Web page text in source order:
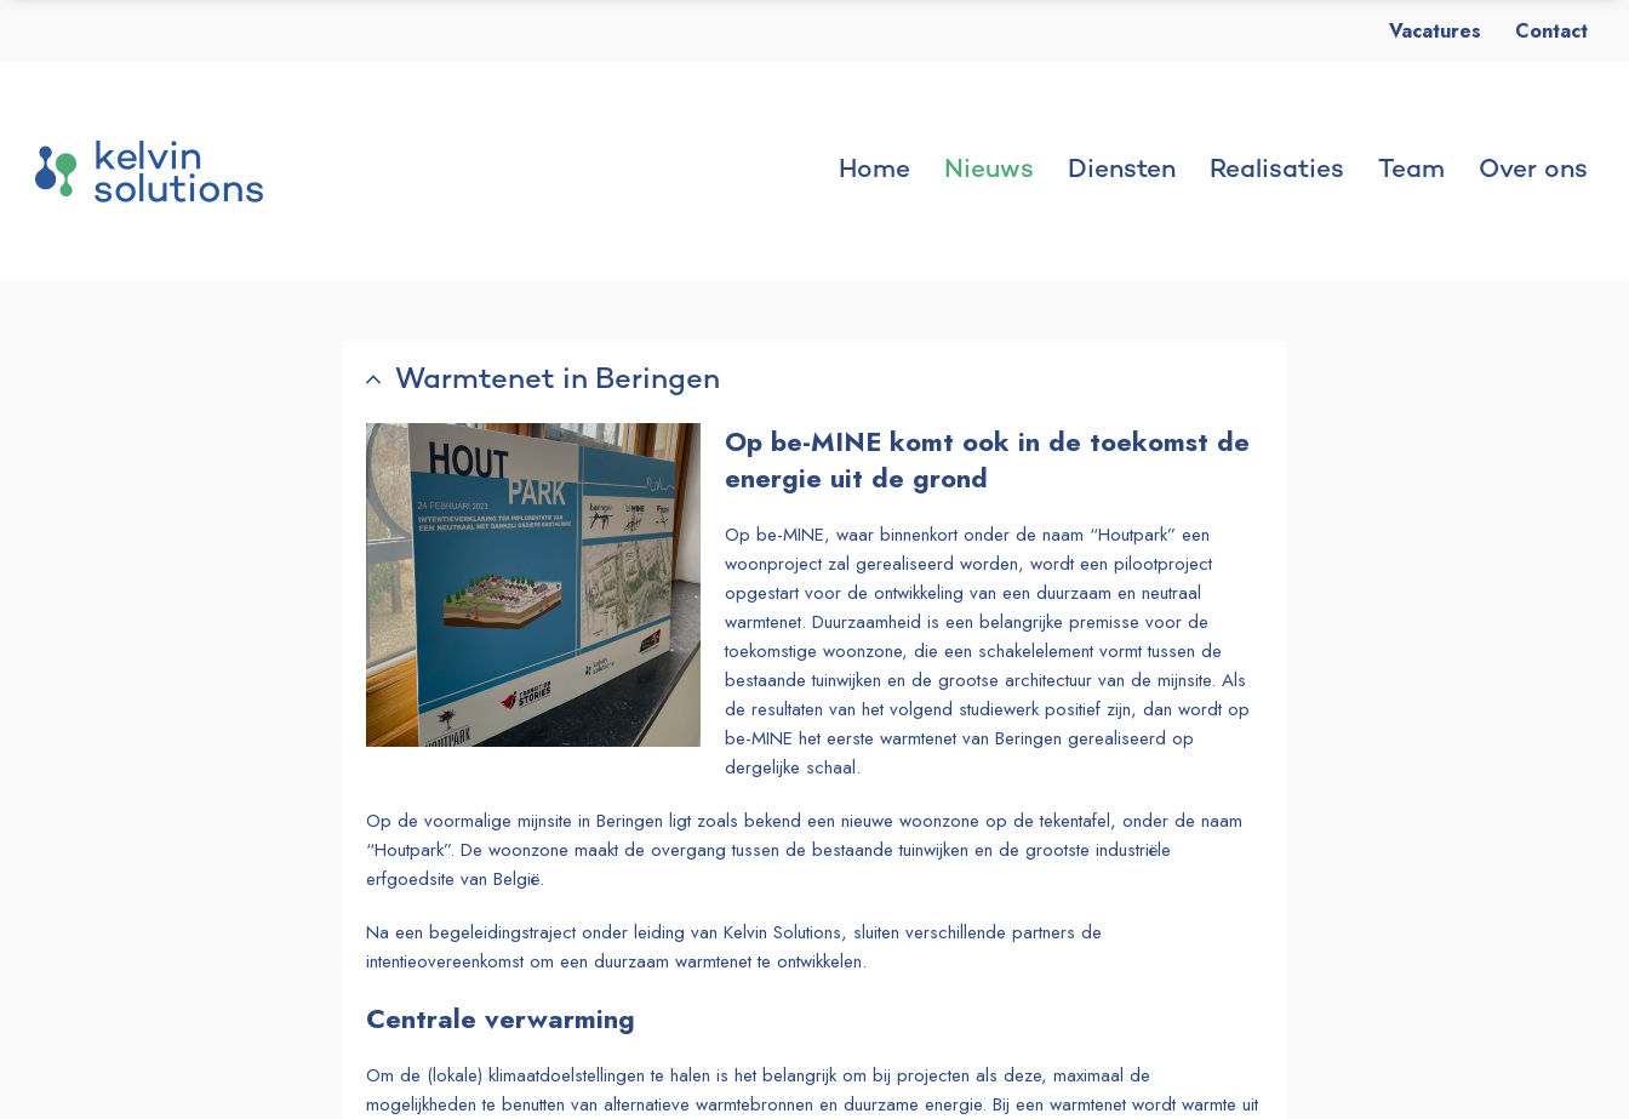
Vacatures Contact
Home Nieuws Diensten Realisaties Team Over ons
Warmtenet in Beringen
Op be-MINE komt ook in de toekomst de
energie uit de grond
Op be-MINE, waar binnenkort onder de naam “Houtpark” een
woonproject zal gerealiseerd worden, wordt een pilootproject
opgestart voor de ontwikkeling van een duurzaam en neutraal
warmtenet. Duurzaamheid is een belangrijke premisse voor de
toekomstige woonzone, die een schakelelement vormt tussen de
bestaande tuinwijken en de grootse architectuur van de mijnsite. Als
de resultaten van het volgend studiewerk positief zijn, dan wordt op
be-MINE het eerste warmtenet van Beringen gerealiseerd op
dergelijke schaal.
Op de voormalige mijnsite in Beringen ligt zoals bekend een nieuwe woonzone op de tekentafel, onder de naam
“Houtpark”. De woonzone maakt de overgang tussen de bestaande tuinwijken en de grootste industriële
erfgoedsite van België.
Na een begeleidingstraject onder leiding van Kelvin Solutions, sluiten verschillende partners de
intentieovereenkomst om een duurzaam warmtenet te ontwikkelen.
Centrale verwarming
Om de (lokale) klimaatdoelstellingen te halen is het belangrijk om bij projecten als deze, maximaal de
mogelijkheden te benutten van alternatieve warmtebronnen en duurzame energie. Bij een warmtenet wordt warmte uit